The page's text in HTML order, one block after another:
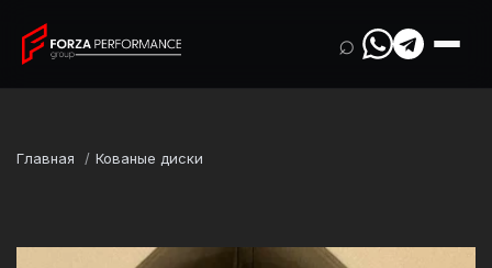
⌕
Главная Кованые диски